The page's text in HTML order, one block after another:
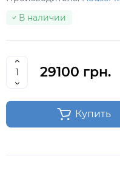
В наличии
29100 грн.
Купить